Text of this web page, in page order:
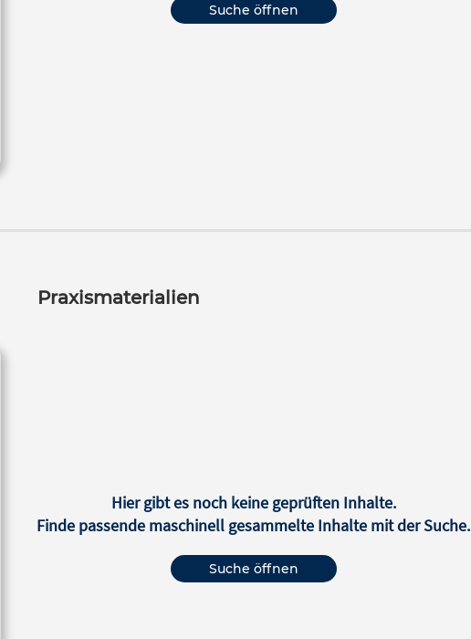
Suche öffnen
Praxismaterialien
Hier gibt es noch keine geprüften Inhalte.
Finde passende maschinell gesammelte Inhalte mit der Suche.
Suche öffnen